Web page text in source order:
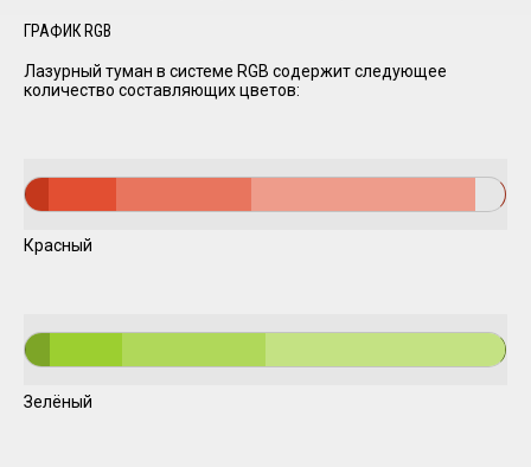
ГРАФИК RGB
Лазурный туман в системе RGB содержит следующее
количество составляющих цветов:
Красный
Зелёный